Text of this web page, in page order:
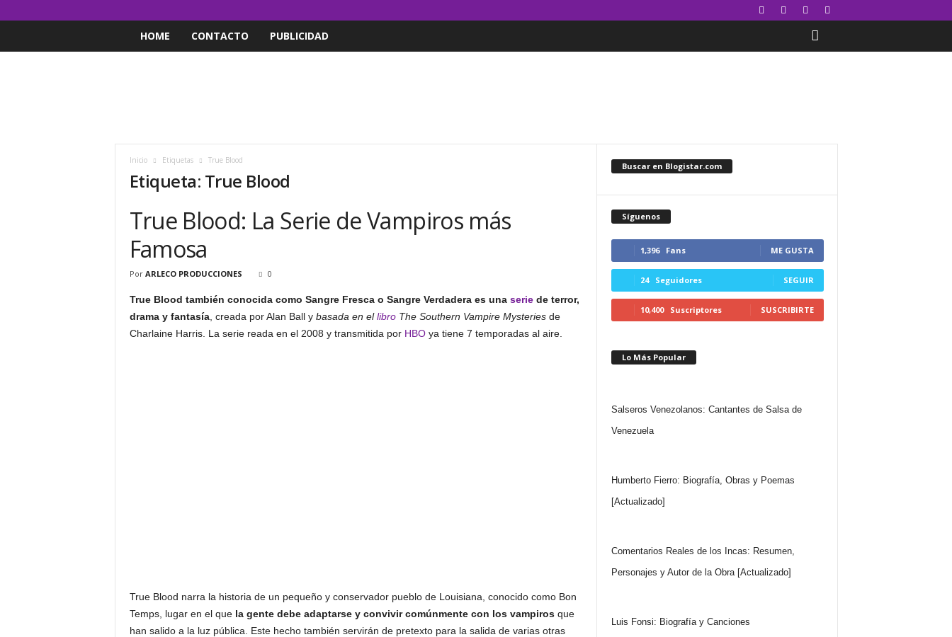
HOME CONTACTO PUBLICIDAD
Inicio Etiquetas True Blood
Etiqueta: True Blood
True Blood: La Serie de Vampiros más
Famosa
Por ARLECO PRODUCCIONES 0
True Blood también conocida como Sangre Fresca o Sangre Verdadera es una seriede terror,
drama y fantasía, creada por Alan Ball y basada en ellibroThe Southern Vampire Mysteriesde
Charlaine Harris. La serie reada en el 2008 y transmitida por HBOya tiene 7 temporadas al aire.
True Blood narra la historia de un pequeño y conservador pueblo de Louisiana, conocido como Bon
Temps, lugar en el que la gente debe adaptarse y convivir comúnmente con los vampirosque
han salido a la luz pública. Este hecho también servirán de pretexto para la salida de varias otras
Buscar en Blogistar.com
Síguenos
1,396 Fans ME GUSTA
24 Seguidores SEGUIR
10,400 Suscriptores SUSCRIBIRTE
Lo Más Popular
Salseros Venezolanos: Cantantes de Salsa de
Venezuela
Humberto Fierro: Biografía, Obras y Poemas
[Actualizado]
Comentarios Reales de los Incas: Resumen,
Personajes y Autor de la Obra [Actualizado]
Luis Fonsi: Biografía y Canciones